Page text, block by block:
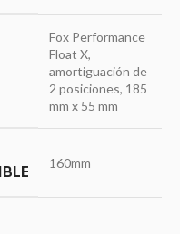
Fox Performance
Float X,
amortiguación de
2 posiciones, 185
mm x 55 mm
160mm